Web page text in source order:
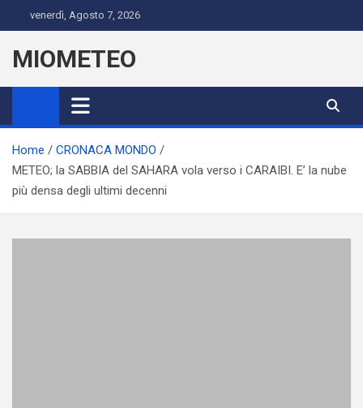
to
content
venerdì, Agosto 7, 2026
MIOMETEO
Home
CRONACA MONDO
METEO; la SABBIA del SAHARA vola verso i CARAIBI. E’ la nube
più densa degli ultimi decenni